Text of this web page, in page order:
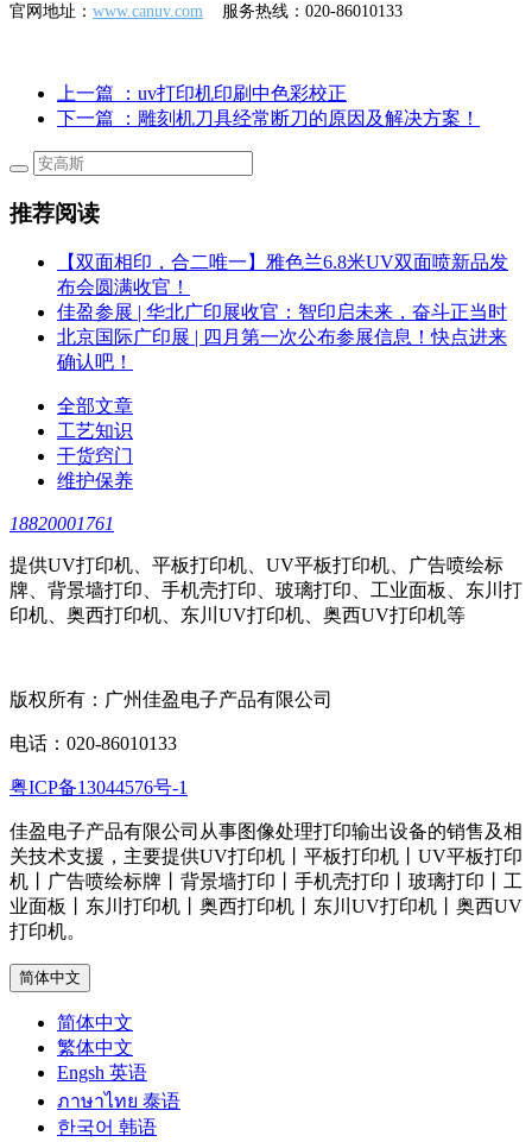
官网地址： www.canuv.com 服务热线：020-86010133
上一篇
：uv打印机印刷中色彩校正
下一篇
：雕刻机刀具经常断刀的原因及解决方案！
推荐阅读
【双面相印，合二唯一】雅色兰6.8米UV双面喷新品发
布会圆满收官！
佳盈参展 | 华北广印展收官：智印启未来，奋斗正当时
北京国际广印展 | 四月第一次公布参展信息！快点进来
确认吧！
全部文章
工艺知识
干货窍门
维护保养
18820001761
提供UV打印机、平板打印机、UV平板打印机、广告喷绘标
牌、背景墙打印、手机壳打印、玻璃打印、工业面板、东川打
印机、奥西打印机、东川UV打印机、奥西UV打印机等
版权所有：广州佳盈电子产品有限公司
电话：020-86010133
粤ICP备13044576号-1
佳盈电子产品有限公司从事图像处理打印输出设备的销售及相
关技术支援，主要提供UV打印机丨平板打印机丨UV平板打印
机丨广告喷绘标牌丨背景墙打印丨手机壳打印丨玻璃打印丨工
业面板丨东川打印机丨奥西打印机丨东川UV打印机丨奥西UV
打印机。
简体中文
简体中文
繁体中文
Engsh 英语
ภาษาไทย 泰语
한국어 韩语